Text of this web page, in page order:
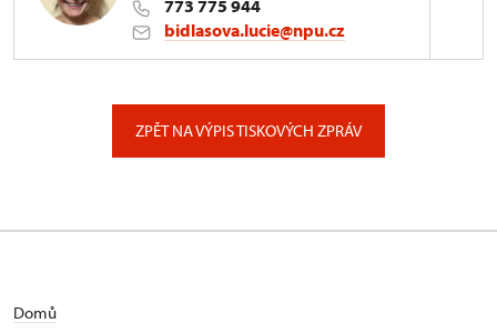
773 775 944
bidlasova.lucie@npu.cz
ZPĚT NA VÝPIS TISKOVÝCH ZPRÁV
Domů